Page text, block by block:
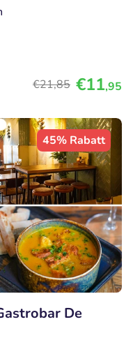
€21,85 €11,95
45% Rabatt
De